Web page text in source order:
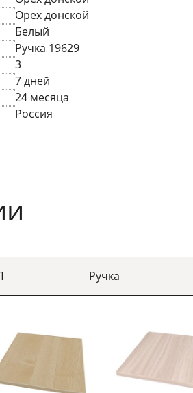
Орех донской
Белый
Ручка 19629
3
7 дней
24 месяца
Россия
Ручка